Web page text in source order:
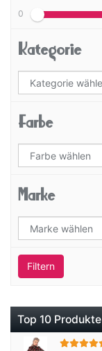
0
Kategorie
Farbe
Marke
Filtern
Top 10 Produkte